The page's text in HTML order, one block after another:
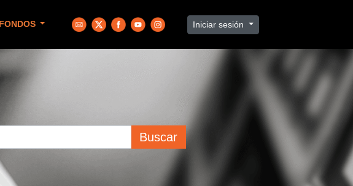
FONDOS Iniciar sesión
Buscar